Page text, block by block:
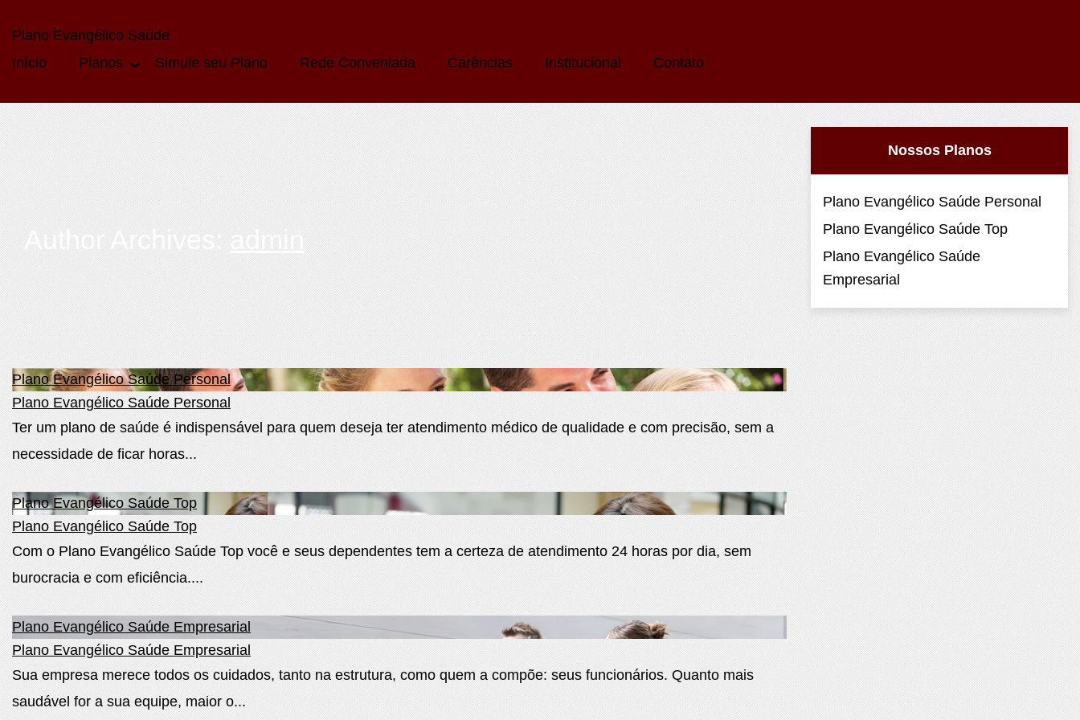
Plano Evangélico Saúde
Início
Planos Simule seu Plano Rede Conveniada Carências Institucional Contato
Author Archives:admin
Plano Evangélico Saúde Personal
Plano Evangélico Saúde Personal
Ter um plano de saúde é indispensável para quem deseja ter atendimento médico de qualidade e com precisão, sem a
necessidade de ficar horas...
Plano Evangélico Saúde Top
Plano Evangélico Saúde Top
Com o Plano Evangélico Saúde Top você e seus dependentes tem a certeza de atendimento 24 horas por dia, sem
burocracia e com eficiência....
Plano Evangélico Saúde Empresarial
Plano Evangélico Saúde Empresarial
Sua empresa merece todos os cuidados, tanto na estrutura, como quem a compõe: seus funcionários. Quanto mais
saudável for a sua equipe, maior o...
Nossos Planos
Plano Evangélico Saúde Personal
Plano Evangélico Saúde Top
Plano Evangélico Saúde
Empresarial